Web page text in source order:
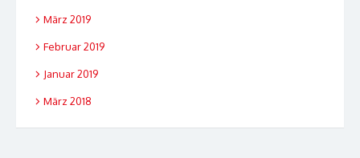
März 2019
Februar 2019
Januar 2019
März 2018